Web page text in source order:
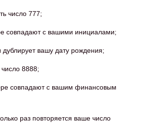
число 777;
совпадают с вашими инициалами;
вашу дату рождения;
8888;
совпадают с вашим финансовым
раз повторяется ваше число